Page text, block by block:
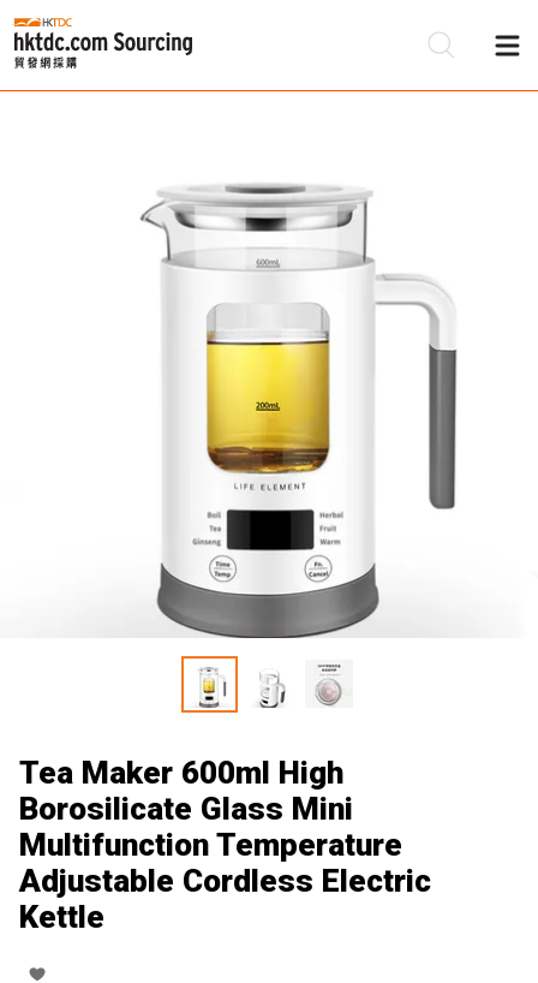
Tea Maker 600ml High
Borosilicate Glass Mini
Multifunction Temperature
Adjustable Cordless Electric
Kettle